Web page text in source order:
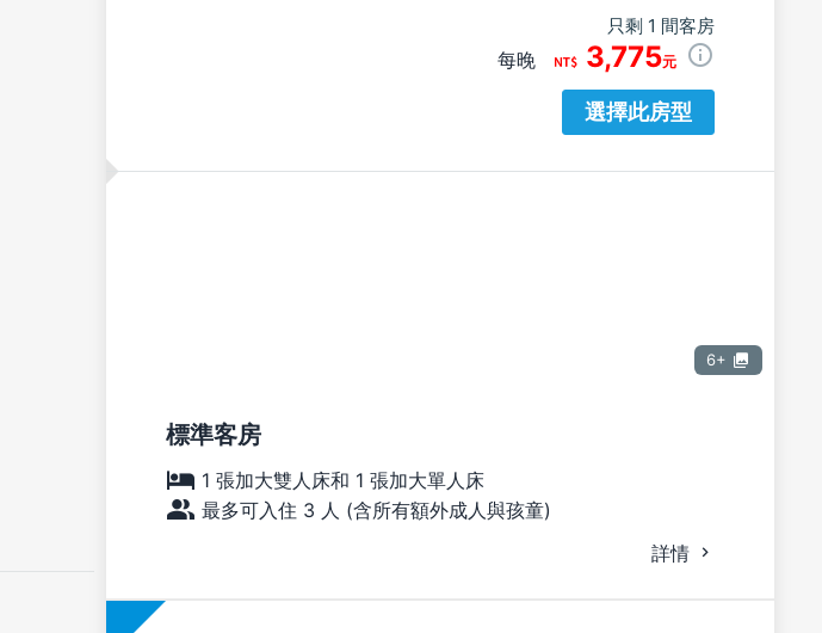
只剩 1 間客房
每晚 3,775元
選擇此房型
6+
標準客房
1 張加大雙人床和 1 張加大單人床
最多可入住 3 人 (含所有額外成人與孩童)
詳情